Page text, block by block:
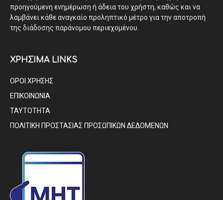
προηγούμενη ενημέρωση ή άδεια του χρήστη, καθώς και να
λαμβάνει κάθε αναγκαίο προληπτικό μέτρο για την αποτροπή
της διάδοσης παράνομου περιεχομένου.
ΧΡΗΣΙΜΑ LINKS
ΟΡΟΙ ΧΡΗΣΗΣ
ΕΠΙΚΟΙΝΩΝΙΑ
ΤΑΥΤΟΤΗΤΑ
ΠΟΛΙΤΙΚΗ ΠΡΟΣΤΑΣΙΑΣ ΠΡΟΣΩΠΙΚΩΝ ΔΕΔΟΜΕΝΩΝ